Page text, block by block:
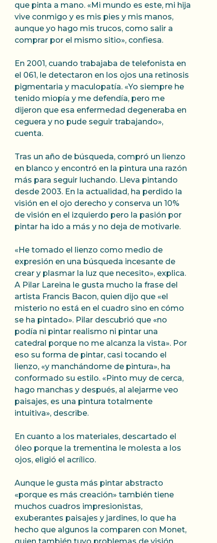
que pinta a mano. «Mi mundo es este, mi hija
vive conmigo y es mis pies y mis manos,
aunque yo hago mis trucos, como salir a
comprar por el mismo sitio», confiesa.
En 2001, cuando trabajaba de telefonista en
el 061, le detectaron en los ojos una retinosis
pigmentaria y maculopatía. «Yo siempre he
tenido miopía y me defendía, pero me
dijeron que esa enfermedad degeneraba en
ceguera y no pude seguir trabajando»,
cuenta.
Tras un año de búsqueda, compró un lienzo
en blanco y encontró en la pintura una razón
más para seguir luchando. Lleva pintando
desde 2003. En la actualidad, ha perdido la
visión en el ojo derecho y conserva un 10%
de visión en el izquierdo pero la pasión por
pintar ha ido a más y no deja de motivarle.
«He tomado el lienzo como medio de
expresión en una búsqueda incesante de
crear y plasmar la luz que necesito», explica.
A Pilar Lareina le gusta mucho la frase del
artista Francis Bacon, quien dijo que «el
misterio no está en el cuadro sino en cómo
se ha pintado». Pilar descubrió que «no
podía ni pintar realismo ni pintar una
catedral porque no me alcanza la vista». Por
eso su forma de pintar, casi tocando el
lienzo, «y manchándome de pintura», ha
conformado su estilo. «Pinto muy de cerca,
hago manchas y después, al alejarme veo
paisajes, es una pintura totalmente
intuitiva», describe.
En cuanto a los materiales, descartado el
óleo porque la trementina le molesta a los
ojos, eligió el acrílico.
Aunque le gusta más pintar abstracto
«porque es más creación» también tiene
muchos cuadros impresionistas,
exuberantes paisajes y jardines, lo que ha
hecho que algunos la comparen con Monet,